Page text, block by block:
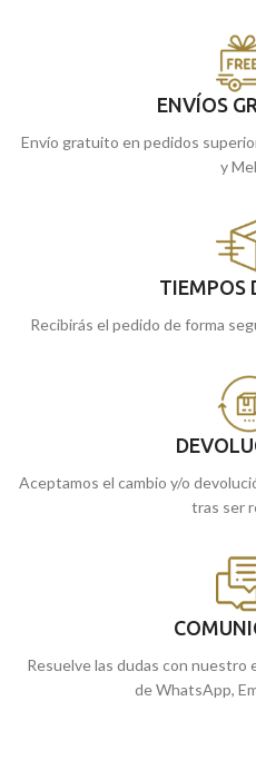
ENVÍOS
Envío gratuito en pedidos
y
TIEMPOS
Recibirás el pedido de forma
Aceptamos el cambio y/o
tras ser
Resuelve las dudas con nuestro
de WhatsApp,